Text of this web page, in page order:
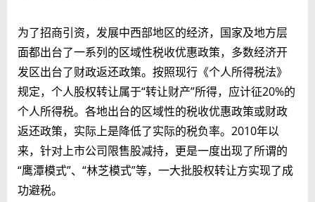
为了招商引资，发展中西部地区的经济，国家及地方层
面都出台了一系列的区域性税收优惠政策，多数经济开
发区出台了财政返还政策。按照现行《个人所得税法》
规定，个人股权转让属于“转让财产”所得，应计征20%的
个人所得税。各地出台的区域性的税收优惠政策或财政
返还政策，实际上是降低了实际的税负率。2010年以
来，针对上市公司限售股减持，更是一度出现了所谓的
“鹰潭模式”、“林芝模式”等，一大批股权转让方实现了成
功避税。